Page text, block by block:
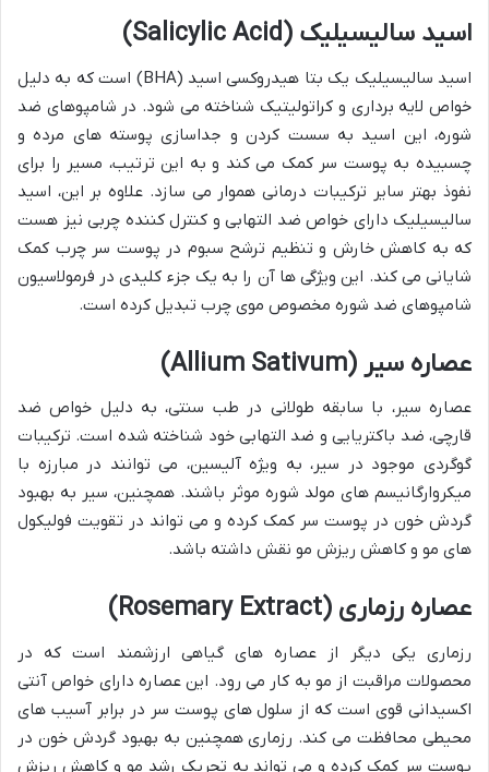
اسید سالیسیلیک (Salicylic Acid)
اسید سالیسیلیک یک بتا هیدروکسی اسید (BHA) است که به دلیل
خواص لایه برداری و کراتولیتیک شناخته می شود. در شامپوهای ضد
شوره، این اسید به سست کردن و جداسازی پوسته های مرده و
چسبیده به پوست سر کمک می کند و به این ترتیب، مسیر را برای
نفوذ بهتر سایر ترکیبات درمانی هموار می سازد. علاوه بر این، اسید
سالیسیلیک دارای خواص ضد التهابی و کنترل کننده چربی نیز هست
که به کاهش خارش و تنظیم ترشح سبوم در پوست سر چرب کمک
شایانی می کند. این ویژگی ها آن را به یک جزء کلیدی در فرمولاسیون
شامپوهای ضد شوره مخصوص موی چرب تبدیل کرده است.
عصاره سیر (Allium Sativum)
عصاره سیر، با سابقه طولانی در طب سنتی، به دلیل خواص ضد
قارچی، ضد باکتریایی و ضد التهابی خود شناخته شده است. ترکیبات
گوگردی موجود در سیر، به ویژه آلیسین، می توانند در مبارزه با
میکروارگانیسم های مولد شوره موثر باشند. همچنین، سیر به بهبود
گردش خون در پوست سر کمک کرده و می تواند در تقویت فولیکول
های مو و کاهش ریزش مو نقش داشته باشد.
عصاره رزماری (Rosemary Extract)
رزماری یکی دیگر از عصاره های گیاهی ارزشمند است که در
محصولات مراقبت از مو به کار می رود. این عصاره دارای خواص آنتی
اکسیدانی قوی است که از سلول های پوست سر در برابر آسیب های
محیطی محافظت می کند. رزماری همچنین به بهبود گردش خون در
پوست سر کمک کرده و می تواند به تحریک رشد مو و کاهش ریزش